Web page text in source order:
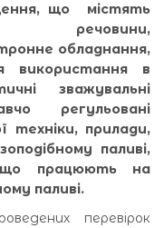
що містять
речовини,
обладнання,
використання в
зважувальні
регульовані
техніки, прилади,
паливі,
що працюють на
паливі.
перевірок